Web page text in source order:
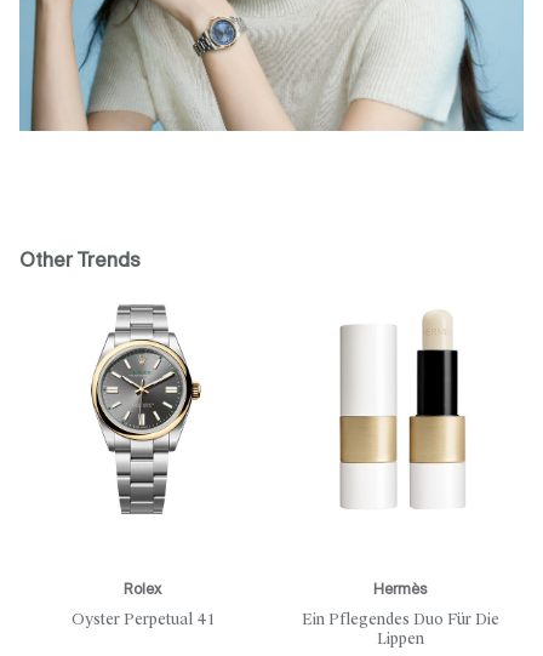
Other Trends
Rolex
Oyster Perpetual 41
Hermès
Ein Pflegendes Duo Für Die
Lippen